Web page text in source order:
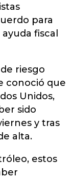
para
fiscal
riesgo
conoció que
Unidos,
sido
y tras
alta.
estos